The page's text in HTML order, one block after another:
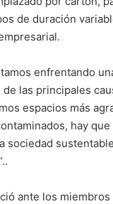
de duración
enfrentando
las principales
espacios más
hay
sociedad
ante los